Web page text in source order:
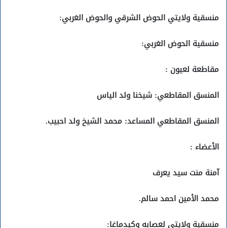
منسقية ولايتي الحوض الشرقي والحوض الغربي:
منسقية الحوض الغربي:
مقاطعة لعيون :
المنسق المقاطعي: شيخنا ولد الياس
المنسق المقاطعي المساعد: محمد الشيخ ولد احبيب.
الأعضاء :
آمنة منت سيد يعرف
محمد الأمين احمد سالم.
منسقية ولايتي لعصابه وكيدماغا: